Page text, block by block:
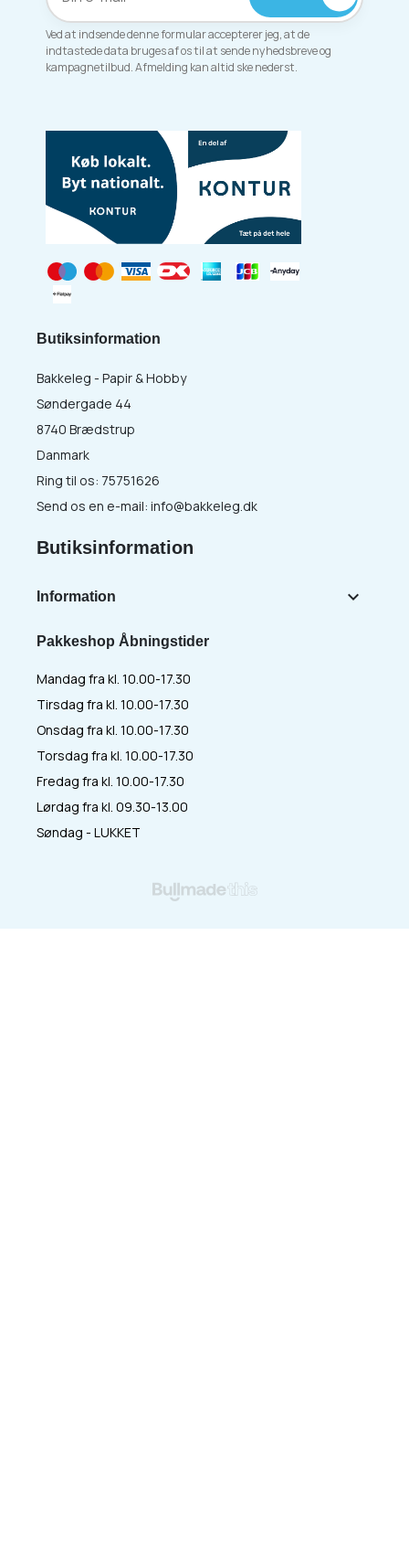
Ved at indsende denne formular accepterer jeg, at de
indtastede data bruges af os til at sende nyhedsbreve og
kampagnetilbud. Afmelding kan altid ske nederst.
Pakkeshop Åbningstider
Mandag fra kl. 10.00-17.30
Tirsdag fra kl. 10.00-17.30
Onsdag fra kl. 10.00-17.30
Torsdag fra kl. 10.00-17.30
Fredag fra kl. 10.00-17.30
Lørdag fra kl. 09.30-13.00
Søndag - LUKKET
Butiksinformation
Bakkeleg - Papir & Hobby
Søndergade 44
8740 Brædstrup
Danmark
Ring til os: 75751626
Send os en e-mail: info@bakkeleg.dk
Butiksinformation
Information 